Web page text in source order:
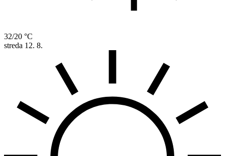
32/20 °C
streda 12. 8.